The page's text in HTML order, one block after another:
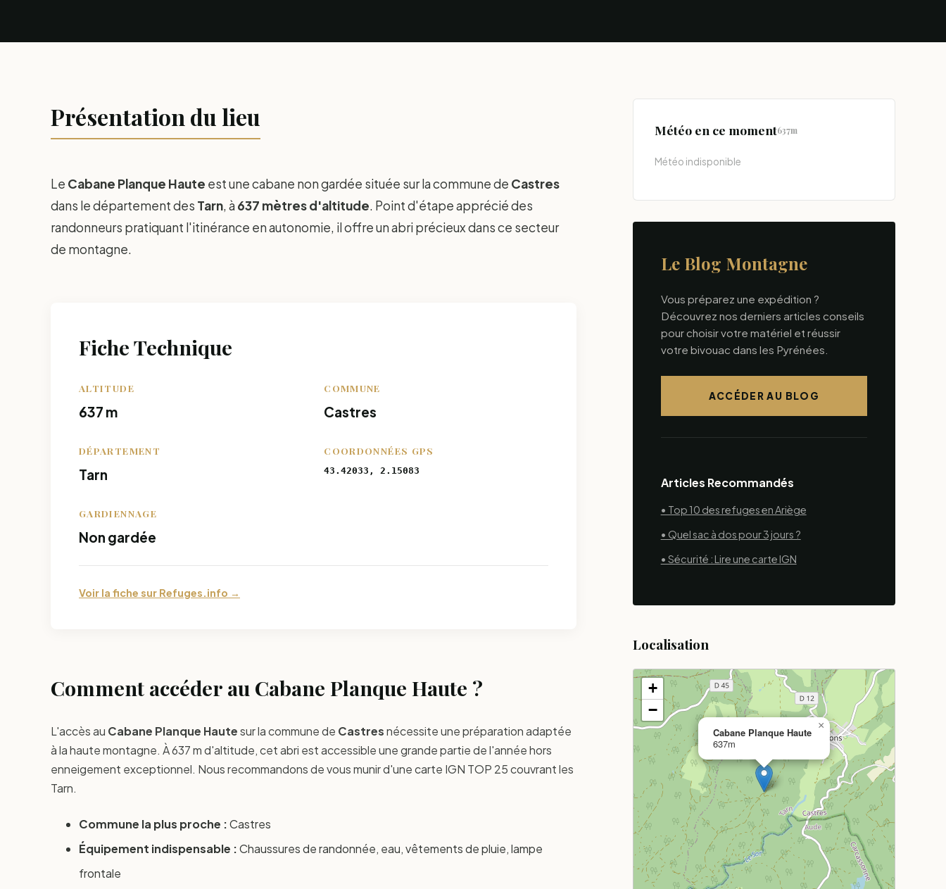
Présentation du lieu
Le Cabane Planque Haute est une cabane non gardée située sur la commune de Castres
dans le département des Tarn, à 637 mètres d'altitude. Point d'étape apprécié des
randonneurs pratiquant l'itinérance en autonomie, il offre un abri précieux dans ce secteur
de montagne.
Fiche Technique
ALTITUDE
637 m
COMMUNE
Castres
DÉPARTEMENT
Tarn
COORDONNÉES GPS
43.42033, 2.15083
GARDIENNAGE
Non gardée
Voir la fiche sur Refuges.info →
Comment accéder au Cabane Planque Haute ?
L'accès au Cabane Planque Hautesur la commune de Castresnécessite une préparation adaptée
à la haute montagne. À 637 m d'altitude, cet abri est accessible une grande partie de l'année hors
enneigement exceptionnel. Nous recommandons de vous munir d'une carte IGN TOP 25 couvrant les
Tarn.
Commune la plus proche :Castres
Équipement indispensable :Chaussures de randonnée, eau, vêtements de pluie, lampe
frontale
Météo en ce moment637m
Météo indisponible
Le Blog Montagne
Vous préparez une expédition ?
Découvrez nos derniers articles conseils
pour choisir votre matériel et réussir
votre bivouac dans les Pyrénées.
ACCÉDER AU BLOG
Articles Recommandés
• Top 10 des refuges en Ariège
• Quel sac à dos pour 3 jours ?
• Sécurité : Lire une carte IGN
Localisation
Cabane Planque Haute
637m
×
+
−